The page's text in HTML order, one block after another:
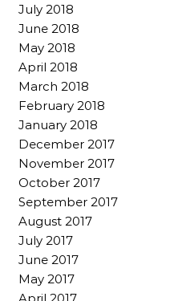
July 2018
June 2018
May 2018
April 2018
March 2018
February 2018
January 2018
December 2017
November 2017
October 2017
September 2017
August 2017
July 2017
June 2017
May 2017
April 2017